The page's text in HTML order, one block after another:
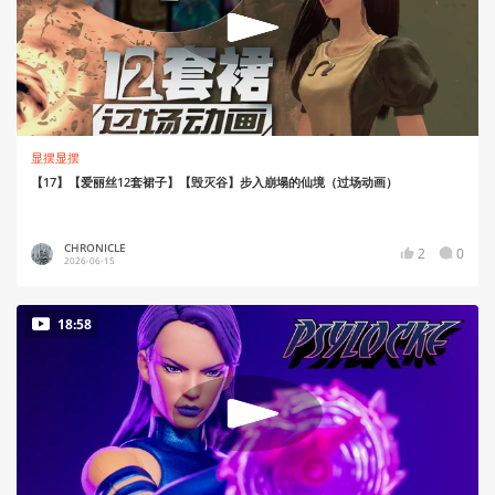
显摆显摆
【17】【爱丽丝12套裙子】【毁灭谷】步入崩塌的仙境（过场动画）
CHRONICLE
2026-06-15 2 0
18:58